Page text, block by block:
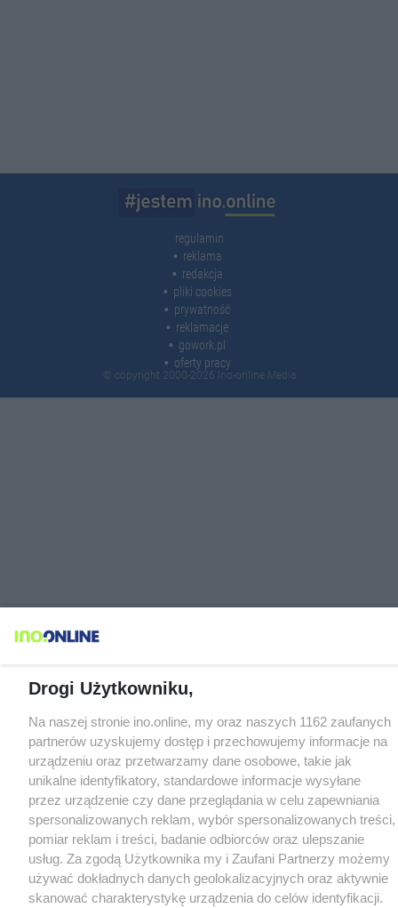
regulamin
reklama
redakcja
pliki cookies
prywatność
reklamacje
gowork.pl
oferty pracy
© copyright 2000-2026 Ino-online Media
Drogi Użytkowniku,
Na naszej stronie ino.online, my oraz naszych 1162 zaufanych
partnerów uzyskujemy dostęp i przechowujemy informacje na
urządzeniu oraz przetwarzamy dane osobowe, takie jak
unikalne identyfikatory, standardowe informacje wysyłane
przez urządzenie czy dane przeglądania w celu zapewniania
spersonalizowanych reklam, wybór spersonalizowanych treści,
pomiar reklam i treści, badanie odbiorców oraz ulepszanie
usług. Za zgodą Użytkownika my i Zaufani Partnerzy możemy
używać dokładnych danych geolokalizacyjnych oraz aktywnie
skanować charakterystykę urządzenia do celów identyfikacji.